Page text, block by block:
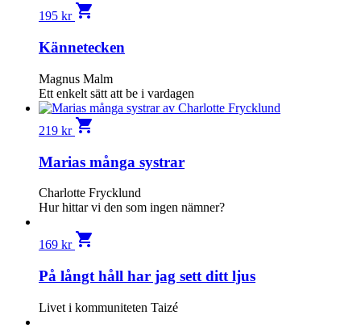
195 kr shopping_cart
Kännetecken
Magnus Malm
Ett enkelt sätt att be i vardagen
219 kr shopping_cart
Marias många systrar
Charlotte Frycklund
Hur hittar vi den som ingen nämner?
169 kr shopping_cart
På långt håll har jag sett ditt ljus
Livet i kommuniteten Taizé